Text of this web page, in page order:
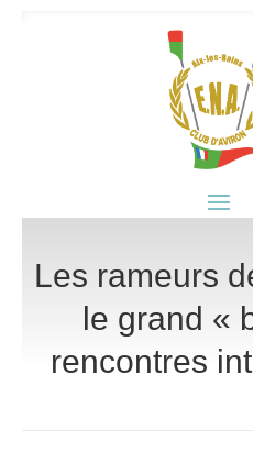
Les rameurs
le grand «
rencontres